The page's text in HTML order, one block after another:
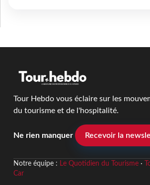
Tour Hebdo vous éclaire sur les
du tourisme et de l'hospitalité.
Ne rien manquer Recevoir la
Notre équipe : Le Quotidien du Tourisme·
Car